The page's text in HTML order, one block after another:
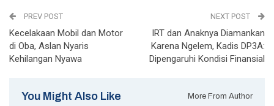
PREV POST
Kecelakaan Mobil dan Motor
di Oba, Aslan Nyaris
Kehilangan Nyawa
NEXT POST
IRT dan Anaknya Diamankan
Karena Ngelem, Kadis DP3A:
Dipengaruhi Kondisi Finansial
You Might Also Like More From Author